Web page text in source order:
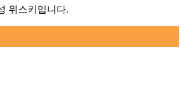
위스키입니다.